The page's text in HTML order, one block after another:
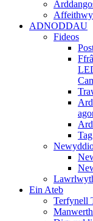
ADNODDAU
Fideos
Ein Ateb
Terfynell